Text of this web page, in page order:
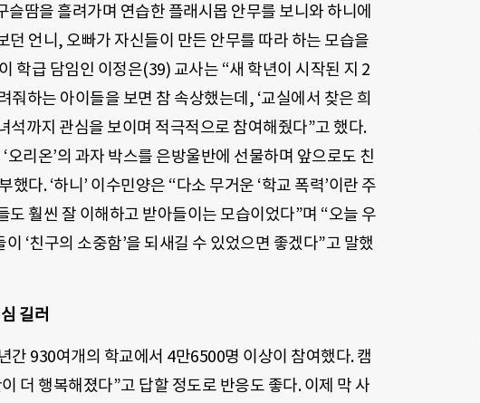
땀을 흘려가며 연습한 플래시몹 안무를 보니와 하니에
던 언니, 오빠가 자신들이 만든 안무를 따라 하는 모습을
학급 담임인 이정은(39) 교사는 “새 학년이 시작된 지 2
하는 아이들을 보면 참 속상했는데, ‘교실에서 찾은 희
석까지 관심을 보이며 적극적으로 참여해줬다”고 했다.
리온’의 과자 박스를 은방울반에 선물하며 앞으로도 친
다. ‘하니’ 이수민양은 “다소 무거운 ‘학교 폭력’이란 주
훨씬 잘 이해하고 받아들이는 모습이었다”며 “오늘 우
‘친구의 소중함’을 되새길 수 있었으면 좋겠다”고 말했
길러
간 930여개의 학교에서 4만6500명 이상이 참여했다. 캠
더 행복해졌다”고 답할 정도로 반응도 좋다. 이제 막 사